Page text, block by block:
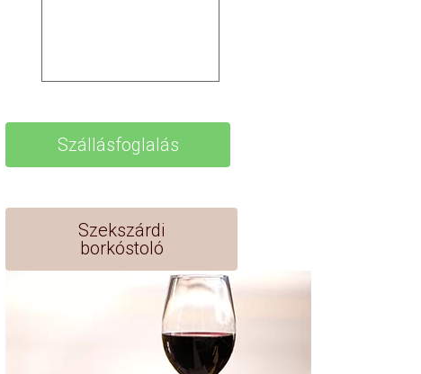
Szállásfoglalás
Szekszárdi
borkóstoló